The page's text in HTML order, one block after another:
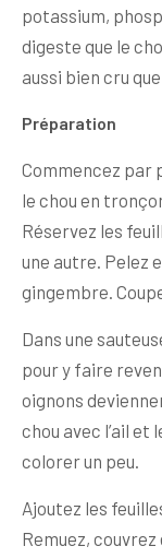
potassium,
digeste que le
aussi bien cru
Préparation
Commencez par
le chou en
Réservez les
une autre. Pelez
gingembre.
Dans une
pour y faire
oignons
chou avec l’ail et
colorer un peu.
Ajoutez les
Remuez,